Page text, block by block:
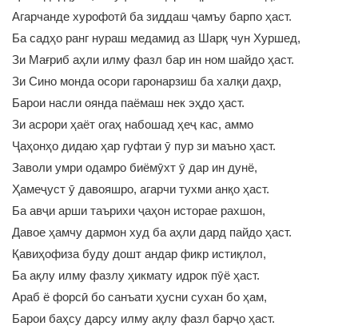
Агарчанде хурофотӣ ба зиддаш ҷамъу барпо ҳаст.
Ба садҳо ранг нураш медамид аз Шарқ чун Хуршед,
Зи Мағриб аҳли илму фазл бар ин ном шайдо ҳаст.
Зи Сино монда осори гаронарзиш ба халқи даҳр,
Барои насли оянда паёмаш нек эҳдо ҳаст.
Зи асрори ҳаёт огаҳ набошад ҳеҷ кас, аммо
Ҷаҳонҳо дидаю ҳар гуфтаи ӯ пур зи маъно ҳаст.
Заволи умри одамро биёмӯхт ӯ дар ин дунё,
Ҳамеҷуст ӯ давояшро, агарчи тухми анқо ҳаст.
Ба авҷи арши таърихи ҷаҳон исторае рахшон,
Давое ҳамчу дармон худ ба аҳли дард пайдо ҳаст.
Қавиҳофиза буду дошт андар фикр истиқлол,
Ба ақлу илму фазлу ҳикмату идрок пӯё ҳаст.
Араб ё форсӣ бо санъати ҳусни сухан бо ҳам,
Барои баҳсу дарсу илму ақлу фазл барҷо ҳаст.